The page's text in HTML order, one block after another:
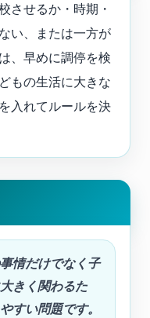
させるか・時期・
い、または一方が
、早めに調停を検
もの生活に大きな
入れてルールを決
情だけでなく子
きく関わるた
すい問題です。